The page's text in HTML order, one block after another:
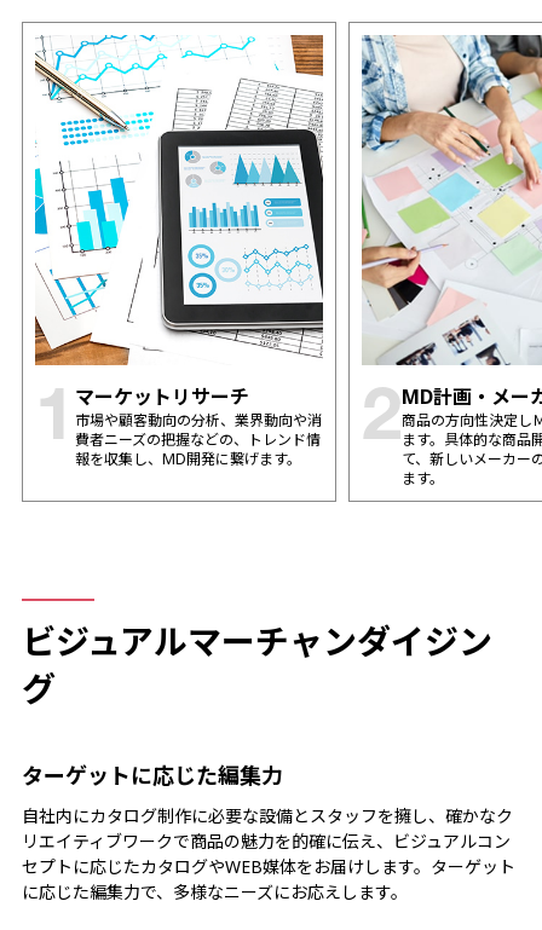
1 マーケットリサーチ
市場や顧客動向の分析、業界動向や消
費者ニーズの把握などの、トレンド情
報を収集し、MD開発に繋げます。
2MD計画・メー
商品の方向性決定し
ます。具体的な商品
て、新しいメーカー
ます。
ビジュアルマーチャンダイジン
グ
ターゲットに応じた編集力
自社内にカタログ制作に必要な設備とスタッフを擁し、確かなク
リエイティブワークで商品の魅力を的確に伝え、ビジュアルコン
セプトに応じたカタログやWEB媒体をお届けします。ターゲット
に応じた編集力で、多様なニーズにお応えします。